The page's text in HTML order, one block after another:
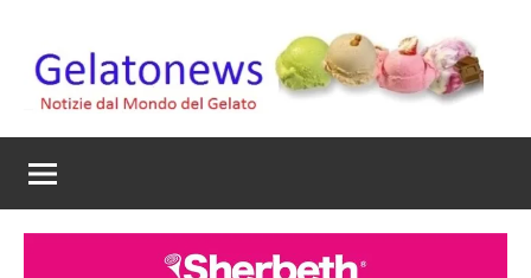
contenuto
Gelato
News
mondo
del